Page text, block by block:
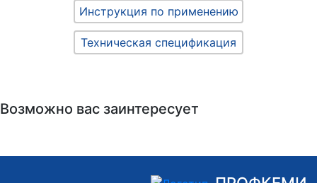
Инструкция по применению
Техническая спецификация
Возможно вас заинтересует